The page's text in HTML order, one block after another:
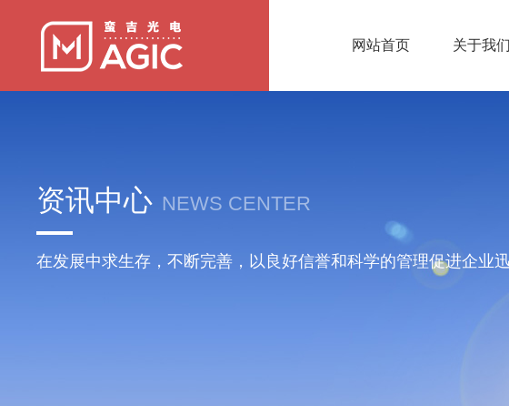
网站首页 关于我们
资讯中心 NEWS CENTER
在发展中求生存，不断完善，以良好信誉和科学的管理促进企业